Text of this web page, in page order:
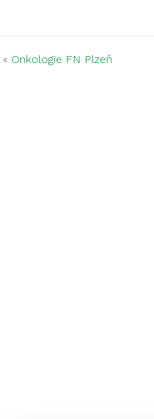
« Onkologie FN Plzeň